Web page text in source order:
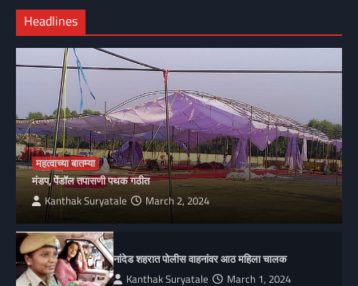
Headlines
महत्वाच्या बातम्या
मंडप, पेंडॉल तपासणी पथक गठीत
Kanthak Suryatale March 2, 2024
नांदेड शहरात पोलीस वाहनांवर आठ महिला चालक
Kanthak Suryatale March 1, 2024